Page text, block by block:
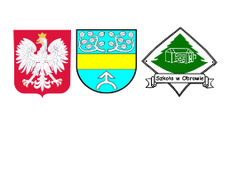
to
content